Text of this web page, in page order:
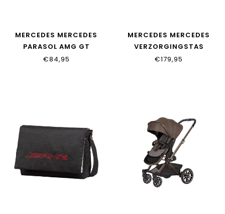
MERCEDES MERCEDES
PARASOL AMG GT
€84,95
MERCEDES MERCEDES
VERZORGINGSTAS
AVANTGARDE
€179,95